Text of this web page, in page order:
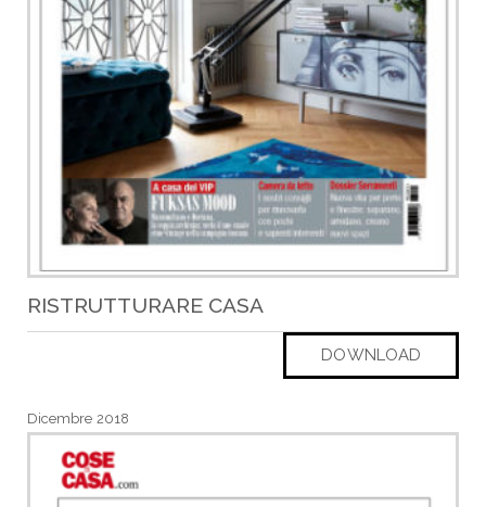
RISTRUTTURARE CASA
DOWNLOAD
Dicembre 2018